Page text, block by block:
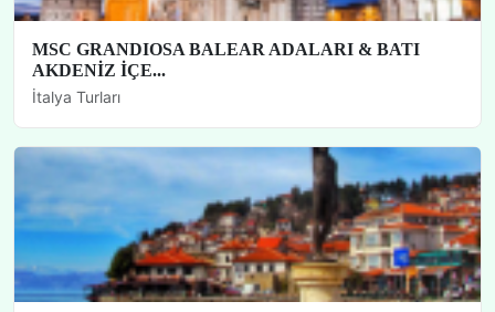
MSC GRANDIOSA BALEAR ADALARI & BATI
AKDENİZ İÇE...
İtalya Turları